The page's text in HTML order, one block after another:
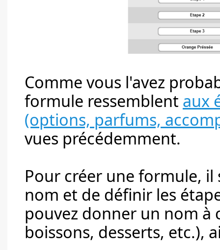
Comme vous l'avez
formule ressemblent aux
(options, parfums,
vues précédemment.
Pour créer une formule,
nom et de définir les
pouvez donner un nom à
boissons, desserts, etc.),